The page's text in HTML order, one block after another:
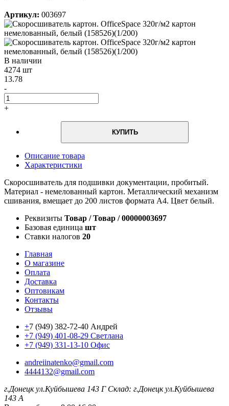
Артикул: 003697
В наличии
4274 шт
13.78
-
+
КУПИТЬ
Описание товара
Характеристики
Скоросшиватель для подшивки документации, пробитый.
Материал - немелованный картон. Металлический механизм
сшивания, вмещает до 200 листов формата А4. Цвет белый.
Реквизиты Товар / Товар / 00000003697
Базовая единица шт
Ставки налогов 20
Главная
О магазине
Оплата
Доставка
Оптовикам
Контакты
Отзывы
+7 (949) 382-72-40 Андрей
+7 (949) 401-08-29 Светлана
+7 (949) 331-13-10 Офис
andreiinatenko@gmail.com
4444132@gmail.com
г.Донецк ул.Куйбышева 143 Г Склад: г.Донецк ул.Куйбышева
143 А